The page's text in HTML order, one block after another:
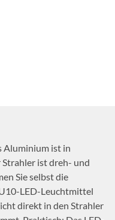
Aluminium ist in
ist dreh- und
Sie selbst die
LED-Leuchtmittel
direkt in den Strahler